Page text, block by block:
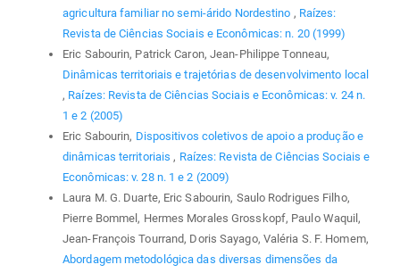
agricultura familiar no semi-árido Nordestino , Raízes:
Revista de Ciências Sociais e Econômicas: n. 20 (1999)
Eric Sabourin, Patrick Caron, Jean-Philippe Tonneau,
Dinâmicas territoriais e trajetórias de desenvolvimento local
, Raízes: Revista de Ciências Sociais e Econômicas: v. 24 n.
1 e 2 (2005)
Eric Sabourin, Dispositivos coletivos de apoio a produção e
dinâmicas territoriais , Raízes: Revista de Ciências Sociais e
Econômicas: v. 28 n. 1 e 2 (2009)
Laura M. G. Duarte, Eric Sabourin, Saulo Rodrigues Filho,
Pierre Bommel, Hermes Morales Grosskopf, Paulo Waquil,
Jean-François Tourrand, Doris Sayago, Valéria S. F. Homem,
Abordagem metodológica das diversas dimensões da